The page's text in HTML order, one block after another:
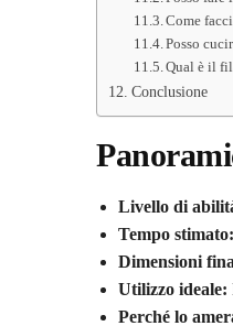
Come
Posso
Qual è il
Conclusione
Livello di
Tempo stimato:
Dimensioni
Utilizzo ideale:
Perché lo